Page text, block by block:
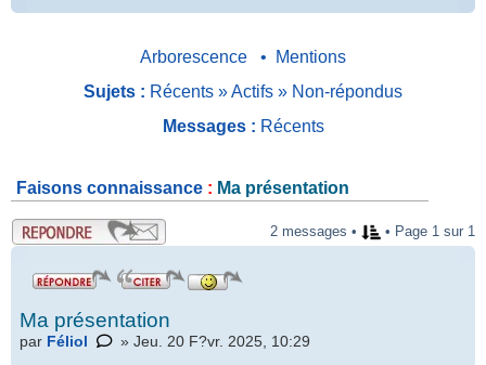
Arborescence •
Mentions
Sujets : Récents »Actifs » Non-répondus
Messages : Récents
Faisons connaissance : Ma présentation
.
2 messages • • Page 1 sur 1
Ma présentation
par Féliol » Jeu. 20 F?vr. 2025, 10:29